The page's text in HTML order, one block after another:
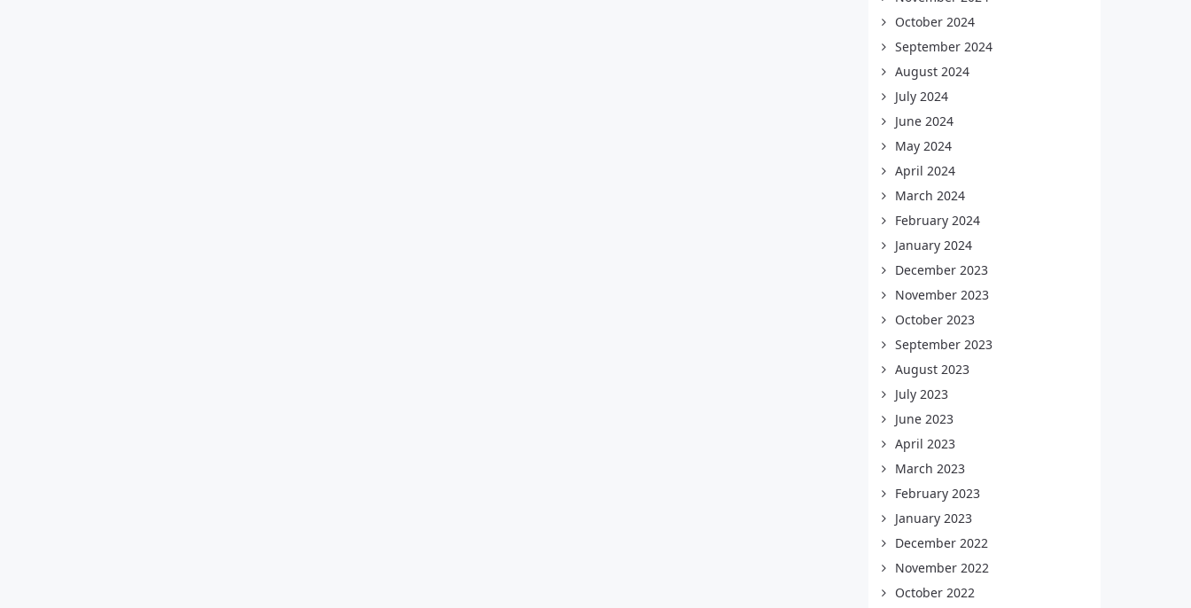
October 2024
September 2024
August 2024
July 2024
June 2024
May 2024
April 2024
March 2024
February 2024
January 2024
December 2023
November 2023
October 2023
September 2023
August 2023
July 2023
June 2023
April 2023
March 2023
February 2023
January 2023
December 2022
November 2022
October 2022